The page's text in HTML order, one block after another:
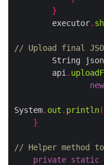
}
        executor
.
// Upload final
String
        api
.
new
System. out . println(
}
// Helper method to
private static